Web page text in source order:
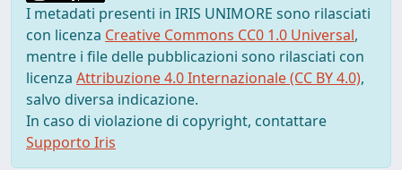
I metadati presenti in IRIS UNIMORE sono rilasciati
con licenza Creative Commons CC0 1.0 Universal,
mentre i file delle pubblicazioni sono rilasciati con
licenza Attribuzione 4.0 Internazionale (CC BY 4.0),
salvo diversa indicazione.
In caso di violazione di copyright, contattare
Supporto Iris